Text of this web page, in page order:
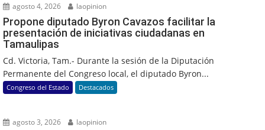
agosto 4, 2026 laopinion
Propone diputado Byron Cavazos facilitar la
presentación de iniciativas ciudadanas en
Tamaulipas
Cd. Victoria, Tam.- Durante la sesión de la Diputación
Permanente del Congreso local, el diputado Byron...
Congreso del Estado Destacados
agosto 3, 2026 laopinion